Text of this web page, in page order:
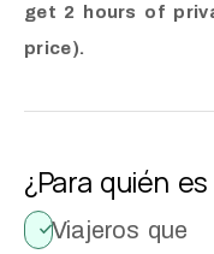
get 2 hours of
price).
¿Para quién
Viajeros que